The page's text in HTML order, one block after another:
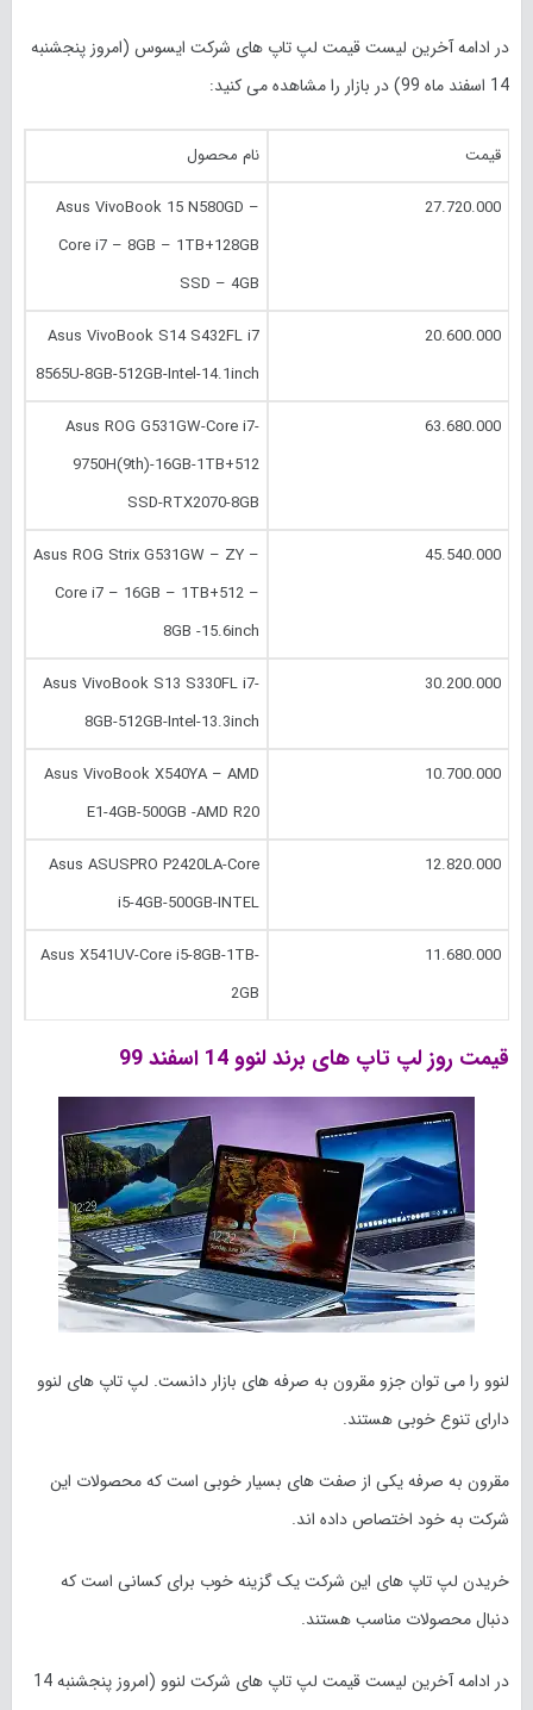
در ادامه آخرین لیست قیمت لپ تاپ های شرکت ایسوس (امروز پنجشنبه
14 اسفند
ماه 99) در بازار را مشاهده می کنید:
قیمت نام محصول
27.720.000
Asus VivoBook 15 N580GD –
Core i7 – 8GB – 1TB+128GB
SSD – 4GB
20.600.000
Asus VivoBook S14 S432FL i7
8565U-8GB-512GB-Intel-14.1inch
63.680.000
Asus ROG G531GW-Core i7-
9750H(9th)-16GB-1TB+512
SSD-RTX2070-8GB
45.540.000
Asus ROG Strix G531GW – ZY –
Core i7 – 16GB – 1TB+512 –
8GB -15.6inch
30.200.000
Asus VivoBook S13 S330FL i7-
8GB-512GB-Intel-13.3inch
10.700.000
Asus VivoBook X540YA – AMD
E1-4GB-500GB -AMD R20
12.820.000
Asus ASUSPRO P2420LA-Core
i5-4GB-500GB-INTEL
11.680.000
Asus X541UV-Core i5-8GB-1TB-
2GB
قیمت روز لپ تاپ های برند لنوو 14 اسفند 99
لنوو را می توان جزو مقرون به صرفه های بازار دانست. لپ تاپ های لنوو
دارای تنوع خوبی هستند.
مقرون به صرفه یکی از صفت های بسیار خوبی است که محصولات این
شرکت به خود اختصاص داده اند.
خریدن لپ تاپ های این شرکت یک گزینه خوب برای کسانی است که
دنبال محصولات مناسب هستند.
در ادامه آخرین لیست قیمت لپ تاپ های شرکت لنوو (امروز
پنجشنبه 14